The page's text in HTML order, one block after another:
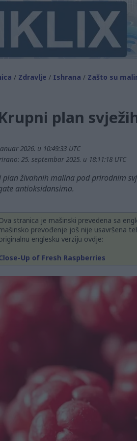
/ Zdravlje / Ishrana / Zašto su
plan
2026. u 10:49:33 UTC
25. septembar 2025. u 18:11:18 UTC
živahnih malina pod prirodnim
antioksidansima.
stranica je mašinski prevedena sa
prevođenje još nije usavršena
englesku verziju ovdje:
Up of Fresh Raspberries